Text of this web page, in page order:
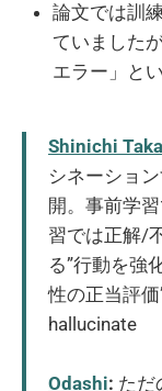
論文では訓
ていました
エラー」と
Shinichi
シネーショ
開。事前学
習では正解/
る”行動を強
性の正当評
hallucinate
Odashi: ただ